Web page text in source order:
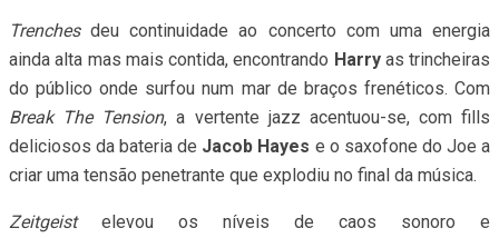
Trenchesdeu continuidade ao concerto com uma energia
ainda alta mas mais contida, encontrando Harryas trincheiras
do público onde surfou num mar de braços frenéticos. Com
Break The Tension, a vertente jazz acentuou-se, com fills
deliciosos da bateria de Jacob Hayes e o saxofone do Joe a
criar uma tensão penetrante que explodiu no final da música.
Zeitgeistelevou os níveis de caos sonoro e